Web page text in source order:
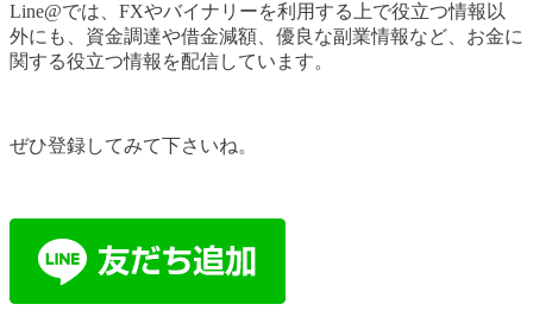
Line@では、FXやバイナリーを利用する上で役立つ情報以
外にも、資金調達や借金減額、優良な副業情報など、お金に
関する役立つ情報を配信しています。
ぜひ登録してみて下さいね。